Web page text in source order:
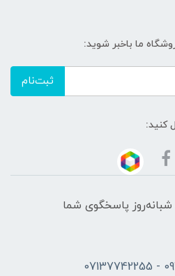
ما باخبر شوید:
ثبت‌نام
کنید:
، ۲۴ ساعت شبانه‌روز پاسخگوی شما